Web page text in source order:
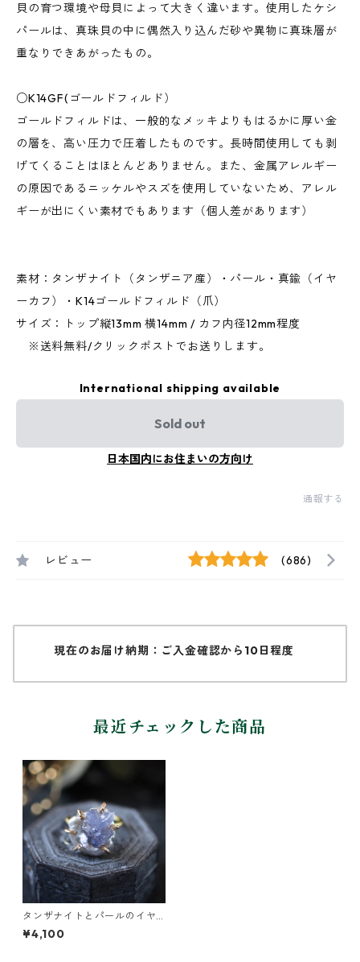
貝の育つ環境や母貝によって大きく違います。使用したケシ
パールは、真珠貝の中に偶然入り込んだ砂や異物に真珠層が
重なりできあがったもの。
○K14GF(ゴールドフィルド）
ゴールドフィルドは、一般的なメッキよりもはるかに厚い金
の層を、高い圧力で圧着したものです。長時間使用しても剥
げてくることはほとんどありません。また、金属アレルギー
の原因であるニッケルやスズを使用していないため、アレル
ギーが出にくい素材でもあります（個人差があります）
素材：タンザナイト（タンザニア産）・パール・真鍮（イヤ
ーカフ）・K14ゴールドフィルド（爪）
サイズ：トップ縦13mm 横14mm / カフ内径12mm程度
※送料無料/クリックポストでお送りします。
International shipping available
Sold out
日本国内にお住まいの方向け
通報する
レビュー (686)
現在のお届け納期：ご入金確認から10日程度
最近チェックした商品
タンザナイトとパールのイヤ
ーカフ
¥4,100